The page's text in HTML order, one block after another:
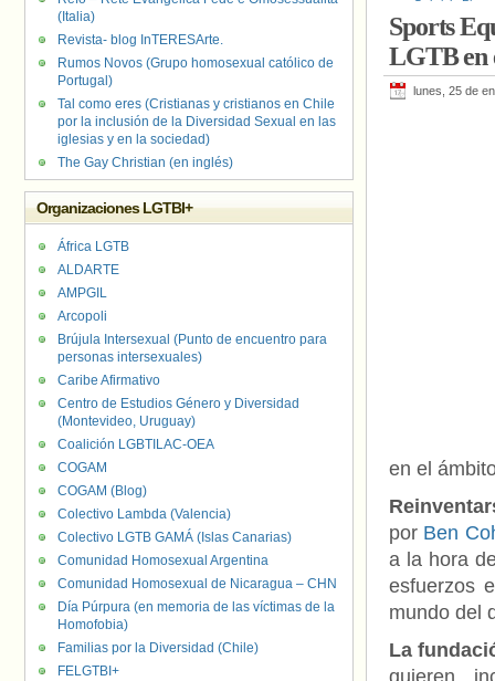
Gabriele
Matrimonio,
Partido
Sports
LGTB en
lunes, 25 de
en el
por Ben
a la hora
esfuerzos
mundo del
La
quieren
(Italia)
Revista- blog InTERESArte.
Rumos Novos (Grupo homosexual católico de
Portugal)
Tal como eres (Cristianas y cristianos en Chile
por la inclusión de la Diversidad Sexual en las
iglesias y en la sociedad)
The Gay Christian (en inglés)
Organizaciones LGTBI+
África LGTB
ALDARTE
AMPGIL
Arcopoli
Brújula Intersexual (Punto de encuentro para
personas intersexuales)
Caribe Afirmativo
Centro de Estudios Género y Diversidad
(Montevideo, Uruguay)
Coalición LGBTILAC-OEA
COGAM
COGAM (Blog)
Colectivo Lambda (Valencia)
Colectivo LGTB GAMÁ (Islas Canarias)
Comunidad Homosexual Argentina
Comunidad Homosexual de Nicaragua – CHN
Día Púrpura (en memoria de las víctimas de la
Homofobia)
Familias por la Diversidad (Chile)
FELGTBI+